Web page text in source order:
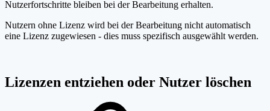
Nutzerfortschritte bleiben bei der Bearbeitung erhalten.
Nutzern ohne Lizenz wird bei der Bearbeitung nicht automatisch
eine Lizenz zugewiesen - dies muss spezifisch ausgewählt werden.
Lizenzen entziehen oder Nutzer löschen